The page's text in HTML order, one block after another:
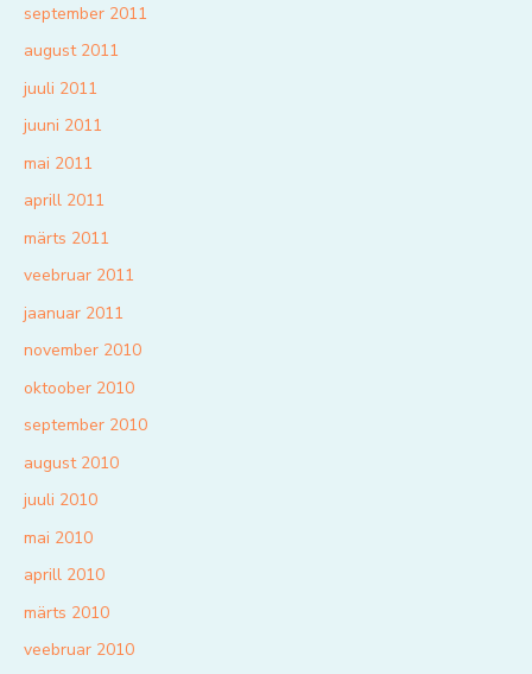
september 2011
august 2011
juuli 2011
juuni 2011
mai 2011
aprill 2011
märts 2011
veebruar 2011
jaanuar 2011
november 2010
oktoober 2010
september 2010
august 2010
juuli 2010
mai 2010
aprill 2010
märts 2010
veebruar 2010